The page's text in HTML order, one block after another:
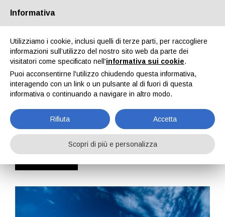
TUTTI GLI ANNUNCI PROPOSTE VIAGGI
CERCA TRA I
VIAGGIATORI
CERCA
Partenza da 1 a 10 giorni
Partenza da 10 a 30 giorni Partenza da 1 a 3 mesi
Informativa
Utilizziamo i cookie, inclusi quelli di terze parti, per raccogliere
informazioni sull’utilizzo del nostro sito web da parte dei
visitatori come specificato nell'informativa sui cookie.
Puoi acconsentirne l'utilizzo chiudendo questa informativa,
interagendo con un link o un pulsante al di fuori di questa
informativa o continuando a navigare in altro modo.
Rifiuta Accetta
Scopri di più e personalizza